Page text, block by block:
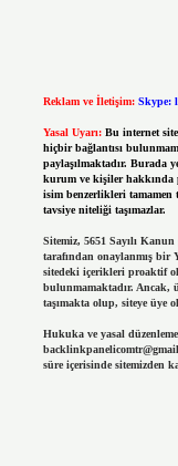
Reklam ve İletişim: Skype:
Yasal Uyarı: Bu internet
hiçbir bağlantısı
paylaşılmaktadır. Burada
kurum ve kişiler hakkında
isim benzerlikleri
tavsiye niteliği taşımazlar.
Sitemiz, 5651 Sayılı
tarafından onaylanmış bir
sitedeki içerikleri proaktif
bulunmamaktadır. Ancak,
taşımakta olup, siteye üye
Hukuka ve yasal
süre içerisinde sitemizden